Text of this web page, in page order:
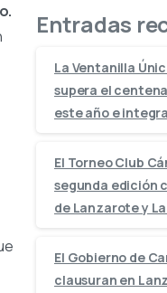
Entradas
La Ventanilla
supera el
este año e
El Torneo Club
segunda edición
de Lanzarote y
El Gobierno de
clausuran en